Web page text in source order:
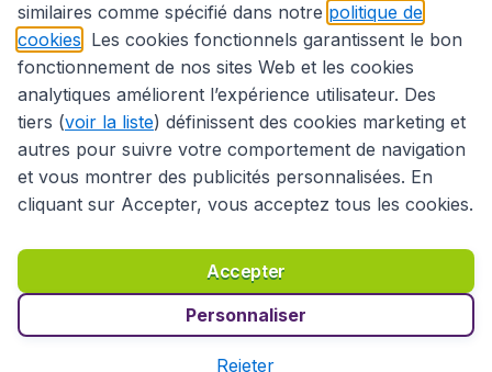
Déclaration d’accessibilité
Conditions générales
Déclaration de confidentialité
Droits d’auteur © 2026
similaires comme spécifié dans notre politique de
cookies . Les cookies fonctionnels garantissent le bon
fonctionnement de nos sites Web et les cookies
analytiques améliorent l’expérience utilisateur. Des
tiers (voir la liste) définissent des cookies marketing et
autres pour suivre votre comportement de navigation
et vous montrer des publicités personnalisées. En
cliquant sur Accepter, vous acceptez tous les cookies.
Accepter
Personnaliser
Rejeter